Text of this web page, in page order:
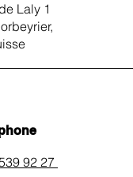
Laly 1
92 27